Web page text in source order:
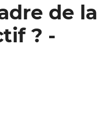
de la
? -